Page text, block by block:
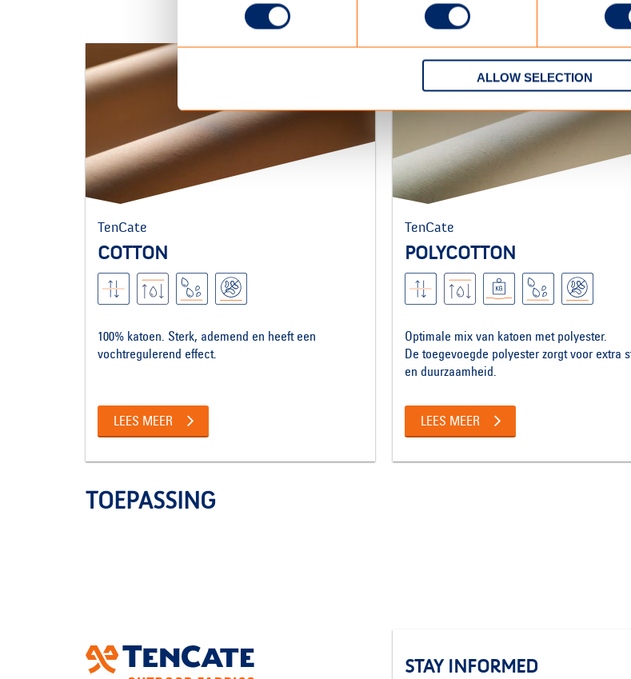
ALLOW SELECTION
TenCate
COTTON
100% katoen. Sterk, ademend en heeft een
vochtregulerend effect.
LEES MEER
TenCate
POLYCOTTON
Optimale mix van katoen met polyester.
De toegevoegde polyester zorgt voor extra
en duurzaamheid.
LEES MEER
TOEPASSING
STAY INFORMED